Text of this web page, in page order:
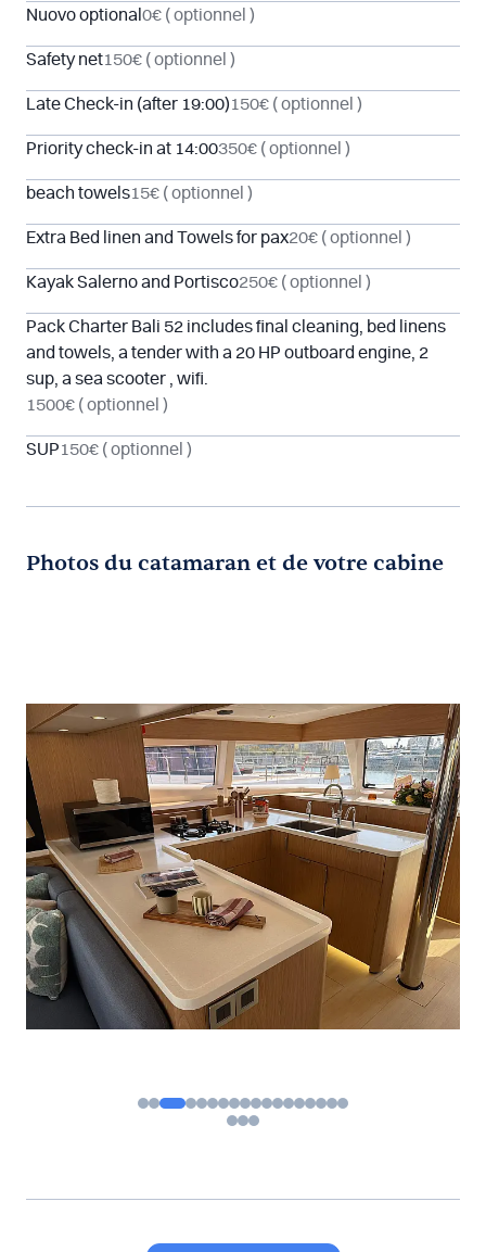
Nuovo optional 0€ ( optionnel )
Safety net150€ ( optionnel )
Late Check-in (after 19:00)150€ ( optionnel )
Priority check-in at 14:00350€ ( optionnel )
beach towels15€ ( optionnel )
Extra Bed linen and Towels for pax20€ ( optionnel )
Kayak Salerno and Portisco250€ ( optionnel )
Pack Charter Bali 52 includes final cleaning, bed linens
and towels, a tender with a 20 HP outboard engine, 2
sup, a sea scooter , wifi.
1500€ ( optionnel )
SUP150€ ( optionnel )
Photos du catamaran et de votre cabine